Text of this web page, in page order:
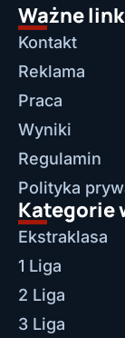
Ważne
Kontakt
Reklama
Praca
Wyniki
Regulamin
Polityka
Kategorie
Ekstraklasa
1 Liga
2 Liga
3 Liga